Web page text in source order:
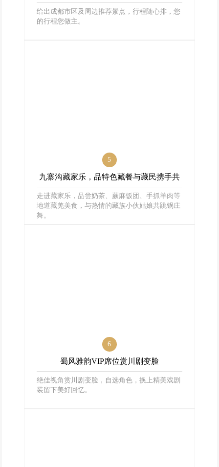
给出成都市区及周边推荐景点，行程随心排，您
的行程您做主。
5
九寨沟藏家乐，品特色藏餐与藏民携手共
舞
走进藏家乐，品尝奶茶、蕨麻饭团、手抓羊肉等
地道藏羌美食，与热情的藏族小伙姑娘共跳锅庄
舞。
6
蜀风雅韵VIP席位赏川剧变脸
绝佳视角赏川剧变脸，自选角色，换上精美戏剧
装留下美好回忆。